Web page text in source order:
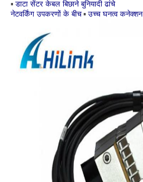
▪ डाटा सेंटर केबल बिछाने बुनियादी ढांचे
नेटवर्किंग उपकरणों के बीच ▪ उच्च घनत्व कनेक्शन